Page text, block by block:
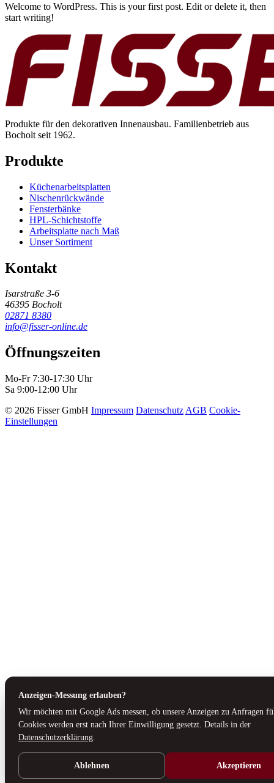
Welcome to WordPress. This is your first post. Edit or delete it, then
start writing!
Produkte für den dekorativen Innenausbau. Familienbetrieb aus
Bocholt seit 1962.
Produkte
Küchenarbeitsplatten
Nischenrückwände
Fensterbänke
HPL-Schichtstoffe
Arbeitsplatte nach Maß
Unser Sortiment
Kontakt
Isarstraße 3-6
46395 Bocholt
02871 8380
info@fisser-online.de
Öffnungszeiten
Mo-Fr 7:30-17:30 Uhr
Sa 9:00-12:00 Uhr
© 2026 Fisser GmbH Impressum Datenschutz AGB Cookie-
Einstellungen
Anzeigen-Messung erlauben?
Wir möchten mit Google Ads messen, ob unsere Anzeigen zu Anfragen
Cookies werden erst nach Ihrer Einwilligung gesetzt. Details in der
Datenschutzerklärung.
Ablehnen Akzeptieren